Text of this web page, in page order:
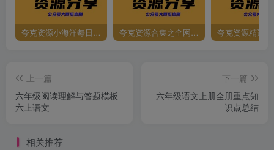
夸克资源小海洋每日更新资源大汇总（持续更新） 夸克资源合集之全网影视 夸克资源精选
上一篇
六年级阅读理解与答题模板
六上语文
下一篇
六年级语文上册全册重点知
识点总结
相关推荐